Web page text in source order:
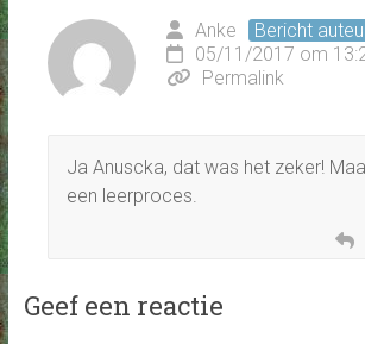
Anke
Bericht
05/11/2017 om
Permalink
Ja Anuscka, dat was het zeker!
een leerproces.
Geef een reactie